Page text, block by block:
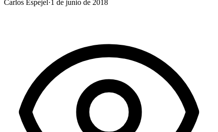
Carlos Espejel·1 de junio de 2018